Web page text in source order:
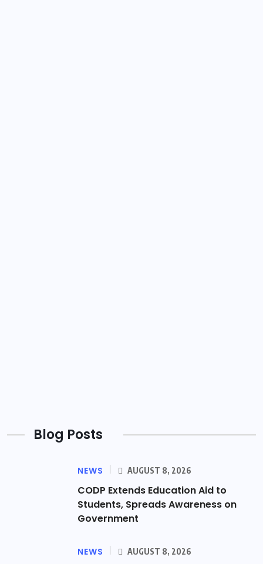
Blog Posts
NEWS AUGUST 8, 2026
CODP Extends Education Aid to
Students, Spreads Awareness on
Government
NEWS AUGUST 8, 2026